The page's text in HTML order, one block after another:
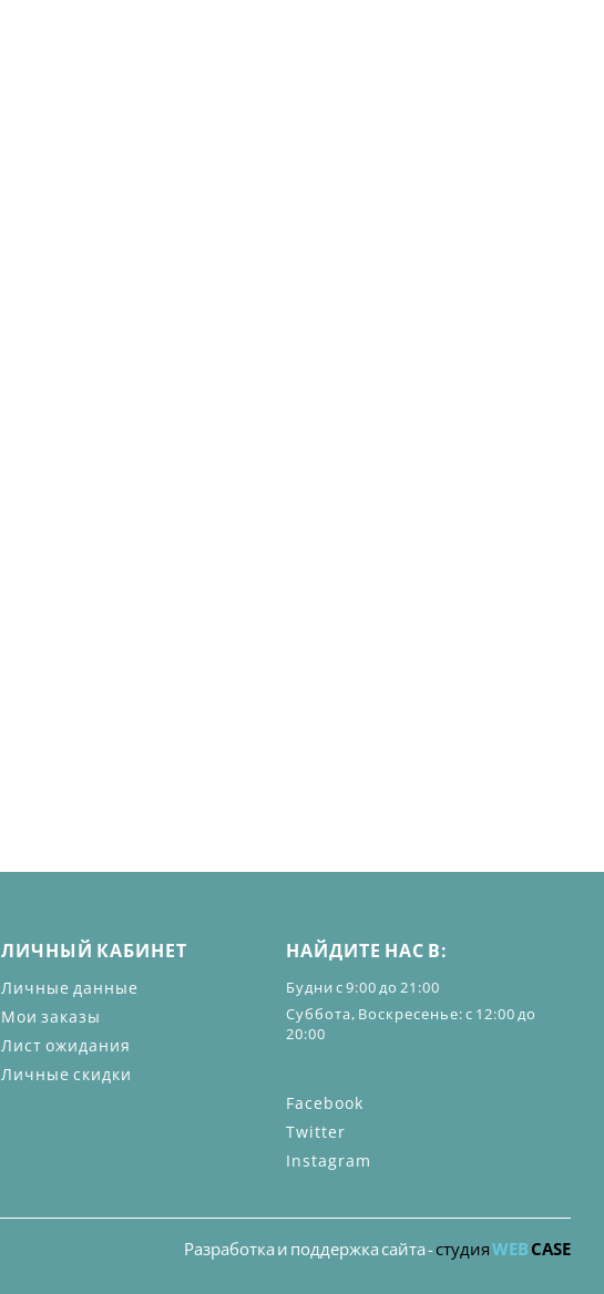
ЛИЧНЫЙ КАБИНЕТ
Личные данные
Мои заказы
Лист ожидания
Личные скидки
НАЙДИТЕ НАС В:
Будни с 9:00 до 21:00
Суббота, Воскресенье: с 12:00 до
20:00
Facebook
Twitter
Instagram
Разработка и поддержка сайта -студияWEB CASE